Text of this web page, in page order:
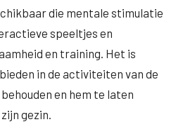
die mentale stimulatie
speeltjes en
en training. Het is
in de activiteiten van de
en hem te laten
gezin.